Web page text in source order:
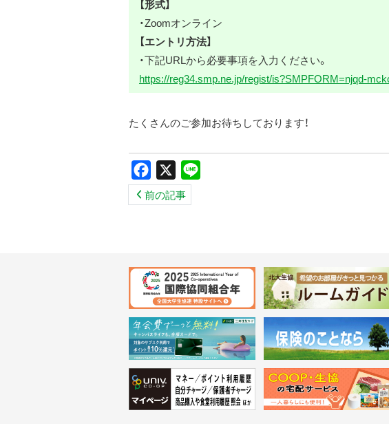
【形式】
・Zoomオンライン
【エントリ方法】
・下記URLから必要事項を入力ください。
https://reg34.smp.ne.jp/regist/is?SMPFORM=njqd-
たくさんのご参加お待ちしております！
Facebook
前の記事